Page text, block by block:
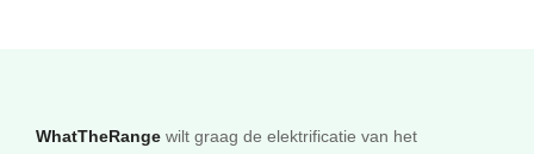
WhatTheRange wilt graag de elektrificatie van het